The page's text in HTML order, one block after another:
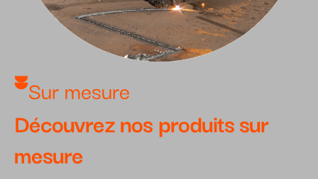
Sur mesure
Découvrez nos produits sur
mesure